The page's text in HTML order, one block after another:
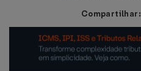
Compartilhar: